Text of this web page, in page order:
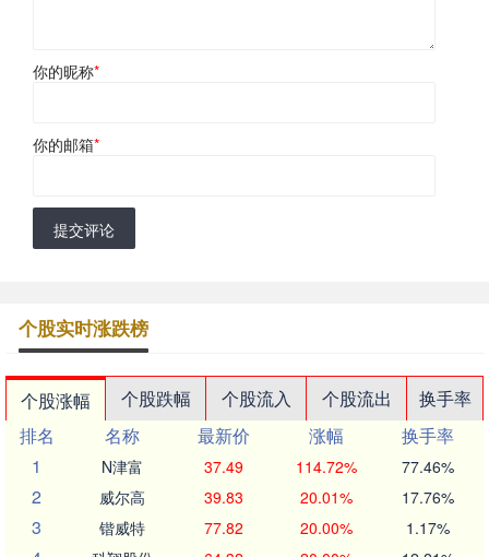
你的昵称*
你的邮箱*
提交评论
个股实时涨跌榜
个股涨幅 个股跌幅 个股流入 个股流出
换手率
排名
名称 最新价 涨幅
换手率
1
N津富 37.49 114.72% 77.46%
2 威尔高 39.83 20.01% 17.76%
3 锴威特 77.82 20.00% 1.17%